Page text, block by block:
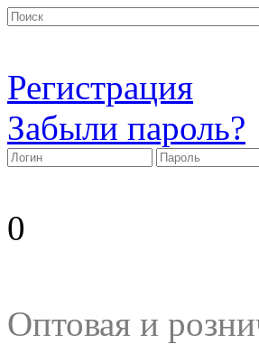
Регистрация
Забыли пароль?
0
Оптовая и